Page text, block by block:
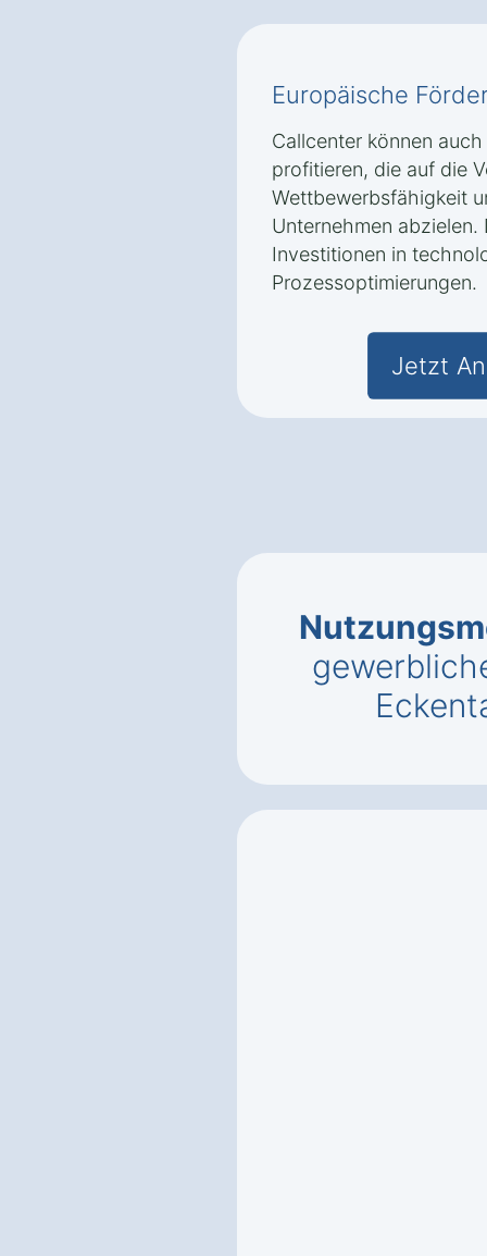
Europäische
Callcenter können
profitieren, die auf die
Wettbewerbsfähigkeit
Unternehmen
Investitionen in
Prozessoptimierungen.
Jetzt